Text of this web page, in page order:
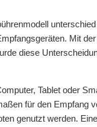
Mit
diese
Tablet oder
für den Empfang
genutzt werden. Eine